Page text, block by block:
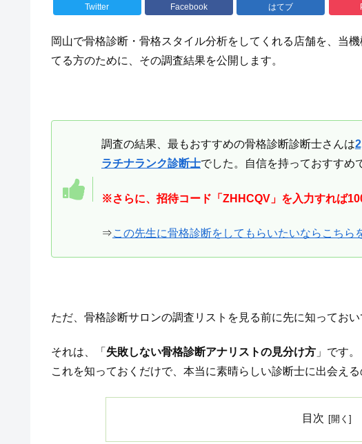
Twitter Facebook はてブ
岡山で骨格診断・骨格スタイル分析をしてくれる店舗を、当
てる方のために、その調査結果を公開します。
調査の結果、最もおすすめの骨格診断診断士さんは
ラチナランク診断士でした。自信を持っておすすめ
※さらに、招待コード「ZHHCQV」を入力すれば
⇒この先生に骨格診断をしてもらいたいならこちら
ただ、骨格診断サロンの調査リストを見る前に先に知っておい
それは、「 失敗しない骨格診断アナリストの見分け方 」です。
これを知っておくだけで、本当に素晴らしい診断士に出会え
目次